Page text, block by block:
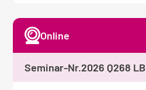
Online
Seminar-Nr.2026 Q268 LB